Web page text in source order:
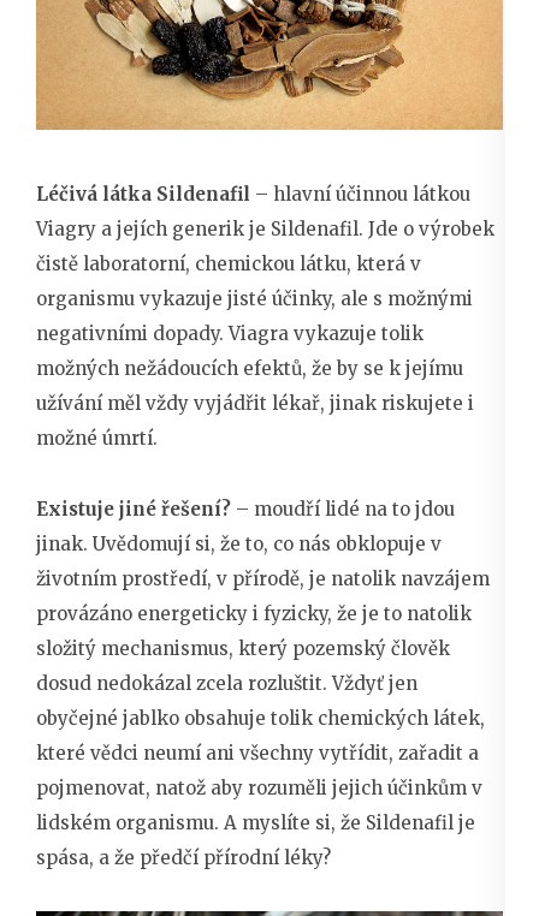
Léčivá látka Sildenafil – hlavní účinnou látkou
Viagry a jejích generik je Sildenafil. Jde o výrobek
čistě laboratorní, chemickou látku, která v
organismu vykazuje jisté účinky, ale s možnými
negativními dopady. Viagra vykazuje tolik
možných nežádoucích efektů, že by se k jejímu
užívání měl vždy vyjádřit lékař, jinak riskujete i
možné úmrtí.
Existuje jiné řešení? – moudří lidé na to jdou
jinak. Uvědomují si, že to, co nás obklopuje v
životním prostředí, v přírodě, je natolik navzájem
provázáno energeticky i fyzicky, že je to natolik
složitý mechanismus, který pozemský člověk
dosud nedokázal zcela rozluštit. Vždyť jen
obyčejné jablko obsahuje tolik chemických látek,
které vědci neumí ani všechny vytřídit, zařadit a
pojmenovat, natož aby rozuměli jejich účinkům v
lidském organismu. A myslíte si, že Sildenafil je
spása, a že předčí přírodní léky?